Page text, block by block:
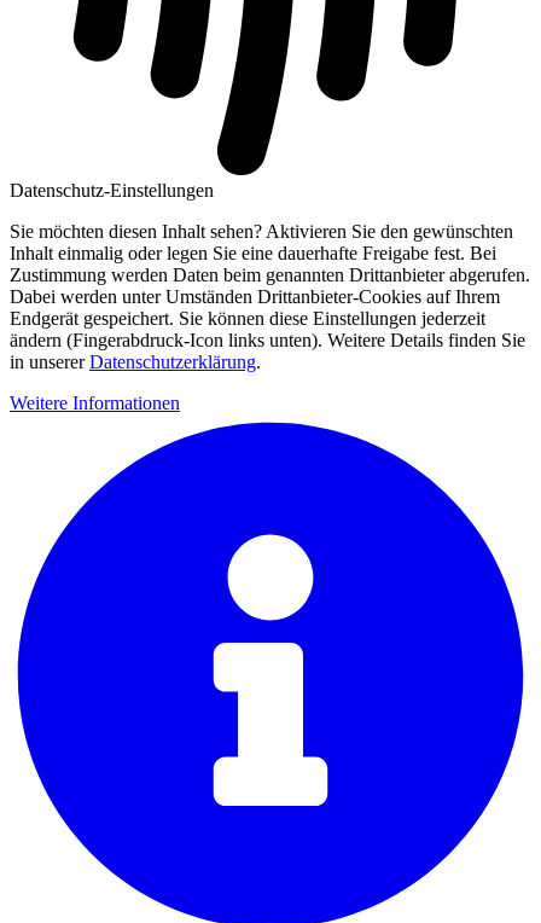
Datenschutz-Einstellungen
Sie möchten diesen Inhalt sehen? Aktivieren Sie den gewünschten
Inhalt einmalig oder legen Sie eine dauerhafte Freigabe fest. Bei
Zustimmung werden Daten beim genannten Drittanbieter abgerufen.
Dabei werden unter Umständen Drittanbieter-Cookies auf Ihrem
Endgerät gespeichert. Sie können diese Einstellungen jederzeit
ändern (Fingerabdruck-Icon links unten). Weitere Details finden Sie
in unsererDatenschutzerklärung.
Weitere Informationen